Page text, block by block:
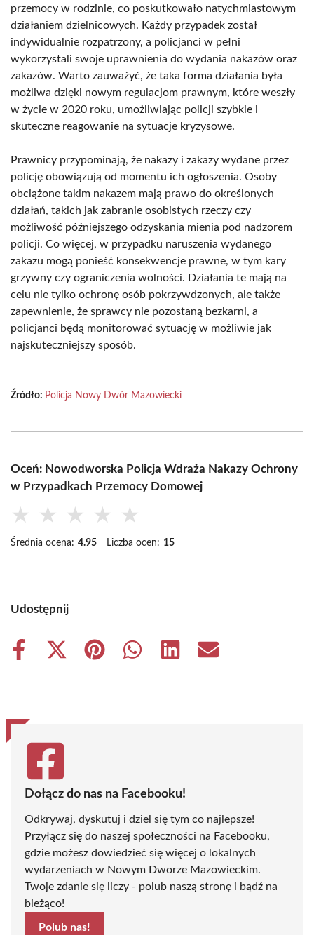
przemocy w rodzinie, co poskutkowało natychmiastowym
działaniem dzielnicowych. Każdy przypadek został
indywidualnie rozpatrzony, a policjanci w pełni
wykorzystali swoje uprawnienia do wydania nakazów oraz
zakazów. Warto zauważyć, że taka forma działania była
możliwa dzięki nowym regulacjom prawnym, które weszły
w życie w 2020 roku, umożliwiając policji szybkie i
skuteczne reagowanie na sytuacje kryzysowe.
Prawnicy przypominają, że nakazy i zakazy wydane przez
policję obowiązują od momentu ich ogłoszenia. Osoby
obciążone takim nakazem mają prawo do określonych
działań, takich jak zabranie osobistych rzeczy czy
możliwość późniejszego odzyskania mienia pod nadzorem
policji. Co więcej, w przypadku naruszenia wydanego
zakazu mogą ponieść konsekwencje prawne, w tym kary
grzywny czy ograniczenia wolności. Działania te mają na
celu nie tylko ochronę osób pokrzywdzonych, ale także
zapewnienie, że sprawcy nie pozostaną bezkarni, a
policjanci będą monitorować sytuację w możliwie jak
najskuteczniejszy sposób.
Źródło: Policja Nowy Dwór Mazowiecki
Oceń: Nowodworska Policja Wdraża Nakazy Ochrony
w Przypadkach Przemocy Domowej
★ ★ ★ ★ ★
Średnia ocena: 4.95 Liczba ocen: 15
Udostępnij
Share
Share
(Twitter)
Share
Share
Share
Share
Dołącz do nas na Facebooku!
Odkrywaj, dyskutuj i dziel się tym co najlepsze!
Przyłącz się do naszej społeczności na Facebooku,
gdzie możesz dowiedzieć się więcej o lokalnych
wydarzeniach w Nowym Dworze Mazowieckim.
Twoje zdanie się liczy - polub naszą stronę i bądź na
bieżąco!
Polub nas!